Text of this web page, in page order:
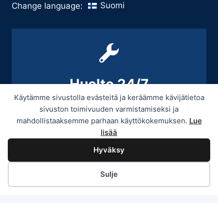
Käytämme sivustolla evästeitä ja keräämme kävijätietoa
sivuston toimivuuden varmistamiseksi ja
mahdollistaaksemme parhaan käyttökokemuksen. Lue
lisää
Hyväksy
Sulje
Change language: Suomi
Huolto 24/7
+358 9 439 3070 / +358 50 545 5664
© 2026 Provitek -Tietosuojaseloste